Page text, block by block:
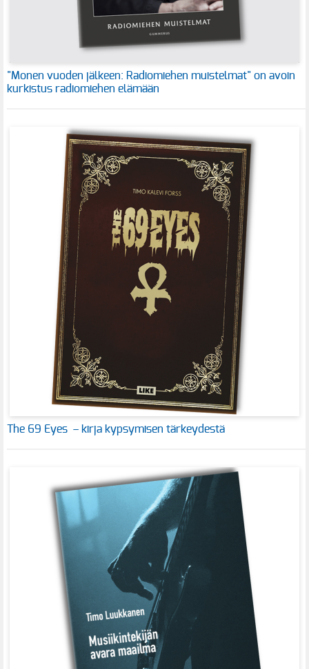
"Monen vuoden jälkeen: Radiomiehen muistelmat" on avoin
kurkistus radiomiehen elämään
The 69 Eyes – kirja kypsymisen tärkeydestä